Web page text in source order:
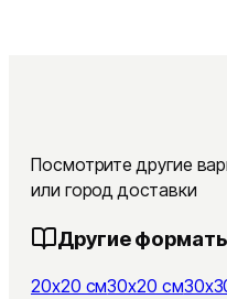
Посмотрите другие
или город доставки
Другие
20x20 см30x20 см